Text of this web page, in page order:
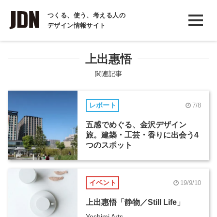
つくる、使う、考える人の
デザイン情報サイト
INTERVIEW
インタビュー
COLUMN
上出惠悟
関連記事
レポート 7/8
五感でめぐる、金沢デザイン
旅。建築・工芸・香りに出会う4
つのスポット
イベント 19/9/10
上出惠悟「静物／Still Life」